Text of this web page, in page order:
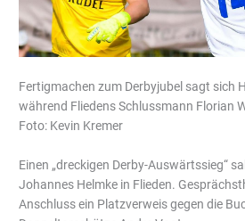
Fertigmachen zum Derbyjubel sagt sich
während Fliedens Schlussmann Florian
Foto: Kevin Kremer
Einen „dreckigen Derby-Auswärtssieg“
Johannes Helmke in Flieden.
Anschluss ein Platzverweis gegen die